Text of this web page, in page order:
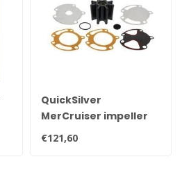
QuickSilver
MerCruiser impeller
kit voor Bravo
€121,60